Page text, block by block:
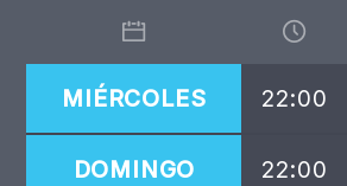
CANCIÓN ACTUAL
TÍTULO
ARTISTA
MIÉRCOLES 22:00
DOMINGO 22:00